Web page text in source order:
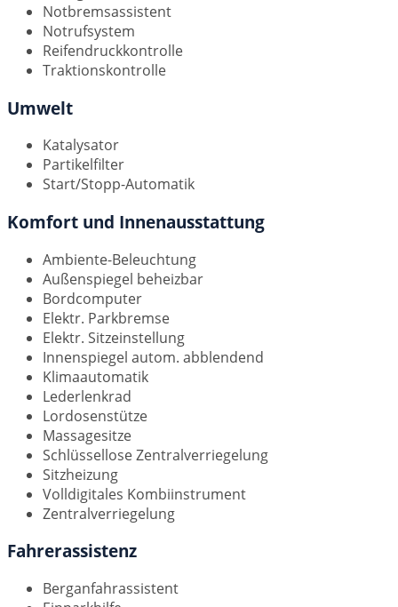
Notbremsassistent
Notrufsystem
Reifendruckkontrolle
Traktionskontrolle
Umwelt
Katalysator
Partikelfilter
Start/Stopp-Automatik
Komfort und Innenausstattung
Ambiente-Beleuchtung
Außenspiegel beheizbar
Bordcomputer
Elektr. Parkbremse
Elektr. Sitzeinstellung
Innenspiegel autom. abblendend
Klimaautomatik
Lederlenkrad
Lordosenstütze
Massagesitze
Schlüssellose Zentralverriegelung
Sitzheizung
Volldigitales Kombiinstrument
Zentralverriegelung
Fahrerassistenz
Berganfahrassistent